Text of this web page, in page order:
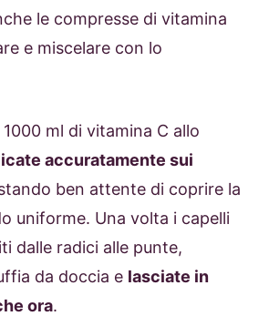
le compresse di vitamina
e miscelare con lo
ml di vitamina C allo
accuratamente sui
ben attente di coprire la
uniforme. Una volta i capelli
dalle radici alle punte,
da doccia e lasciate in
ora.